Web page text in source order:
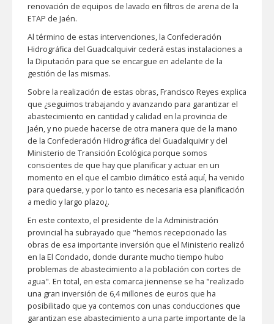
renovación de equipos de lavado en filtros de arena de la
ETAP de Jaén.
Al término de estas intervenciones, la Confederación
Hidrográfica del Guadcalquivir cederá estas instalaciones a
la Diputación para que se encargue en adelante de la
gestión de las mismas.
Sobre la realización de estas obras, Francisco Reyes explica
que ¿seguimos trabajando y avanzando para garantizar el
abastecimiento en cantidad y calidad en la provincia de
Jaén, y no puede hacerse de otra manera que de la mano
de la Confederación Hidrográfica del Guadalquivir y del
Ministerio de Transición Ecológica porque somos
conscientes de que hay que planificar y actuar en un
momento en el que el cambio climático está aquí, ha venido
para quedarse, y por lo tanto es necesaria esa planificación
a medio y largo plazo¿.
En este contexto, el presidente de la Administración
provincial ha subrayado que "hemos recepcionado las
obras de esa importante inversión que el Ministerio realizó
en la El Condado, donde durante mucho tiempo hubo
problemas de abastecimiento a la población con cortes de
agua". En total, en esta comarca jiennense se ha "realizado
una gran inversión de 6,4 millones de euros que ha
posibilitado que ya contemos con unas conducciones que
garantizan ese abastecimiento a una parte importante de la